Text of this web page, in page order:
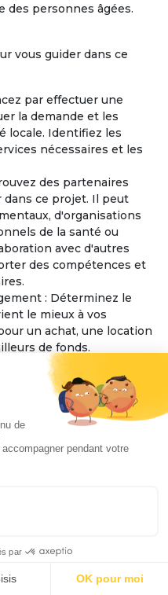
des personnes âgées.
vous guider dans ce
par effectuer une
la demande et les
locale. Identifiez les
nécessaires et les
des partenaires
ce projet. Il peut
d'organisations
de la santé ou
avec d'autres
des compétences et
: Déterminez le
le mieux à vos
un achat, une location
de fonds.
et l'aménagement des
individuels, en
aux personnes
: Définissez
la maison partagée,
les tâches
collectives et les
vous que ces règles
mutuel et la sécurité
un emplacement
essentiels tels que les